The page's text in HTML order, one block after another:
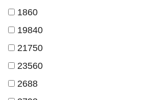
1860
19840
21750
23560
2688